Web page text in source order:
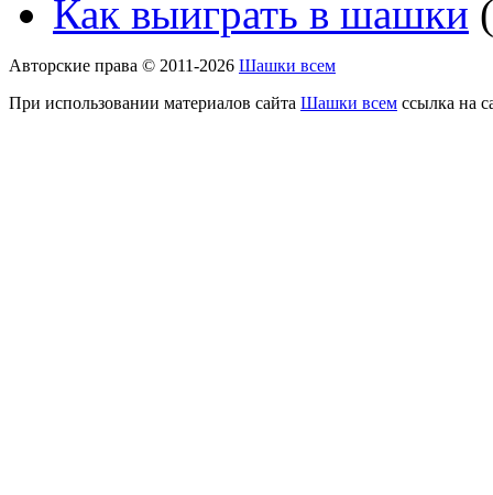
Как выиграть в шашки
Авторские права © 2011-2026 Шашки всем
При использовании материалов сайта Шашки всем ссылка на